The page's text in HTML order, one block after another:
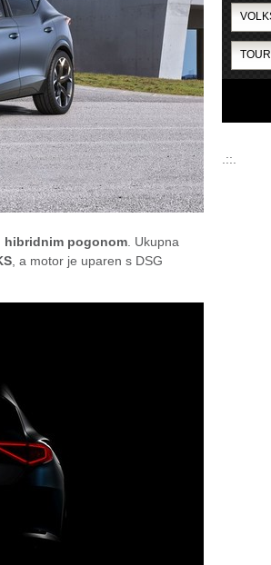
hibridnim pogonom . Ukupna
, a motor je uparen s DSG
.::.